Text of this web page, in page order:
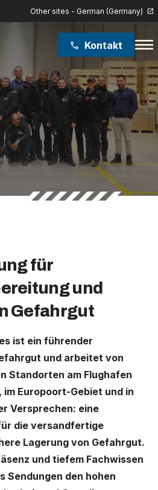
Other sites - German (Germany) open_in_new
phone Kontakt menu
für
und
Gefahrgut
ist ein führender
und arbeitet von
Standorten am Flughafen
im Europoort-Gebiet und in
Versprechen: eine
die versandfertige
Lagerung von Gefahrgut.
und tiefem Fachwissen
Sendungen den hohen